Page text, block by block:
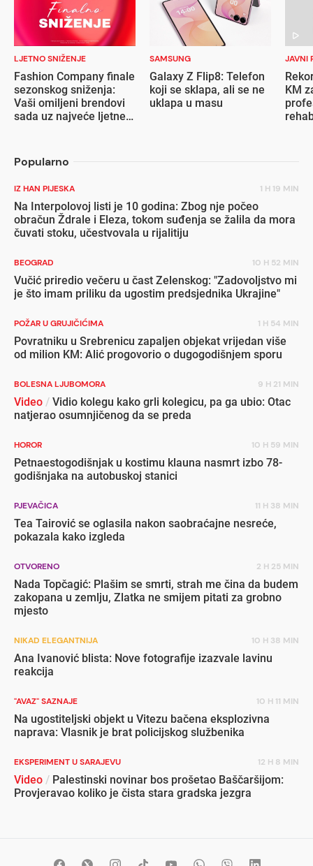
LJETNO SNIŽENJE
Fashion Company finale
sezonskog sniženja:
Vaši omiljeni brendovi
sada uz najveće ljetne
SAMSUNG
Galaxy Z Flip8: Telefon
koji se sklapa, ali se ne
uklapa u masu
JAVNI
KM
Popularno
IZ HAN PIJESKA 1 H 19 MIN
Na Interpolovoj listi je 10 godina: Zbog nje počeo
obračun Ždrale i Eleza, tokom suđenja se žalila da mora
čuvati stoku, učestvovala u rijalitiju
BEOGRAD 10 H 52 MIN
Vučić priredio večeru u čast Zelenskog: "Zadovoljstvo mi
je što imam priliku da ugostim predsjednika Ukrajine"
POŽAR U GRUJIČIĆIMA 1 H 54 MIN
Povratniku u Srebrenicu zapaljen objekat vrijedan više
od milion KM: Alić progovorio o dugogodišnjem sporu
BOLESNA LJUBOMORA 9 H 21 MIN
Video / Vidio kolegu kako grli kolegicu, pa ga ubio: Otac
natjerao osumnjičenog da se preda
HOROR 10 H 59 MIN
Petnaestogodišnjak u kostimu klauna nasmrt izbo 78-
godišnjaka na autobuskoj stanici
PJEVAČICA 11 H 38 MIN
Tea Tairović se oglasila nakon saobraćajne nesreće,
pokazala kako izgleda
OTVORENO 2 H 25 MIN
Nada Topčagić: Plašim se smrti, strah me čina da budem
zakopana u zemlju, Zlatka ne smijem pitati za grobno
mjesto
NIKAD ELEGANTNIJA 10 H 38 MIN
Ana Ivanović blista: Nove fotografije izazvale lavinu
reakcija
"AVAZ" SAZNAJE 10 H 11 MIN
Na ugostiteljski objekt u Vitezu bačena eksplozivna
naprava: Vlasnik je brat policijskog službenika
EKSPERIMENT U SARAJEVU 12 H 8 MIN
Video / Palestinski novinar bos prošetao Baščaršijom:
Provjeravao koliko je čista stara gradska jezgra